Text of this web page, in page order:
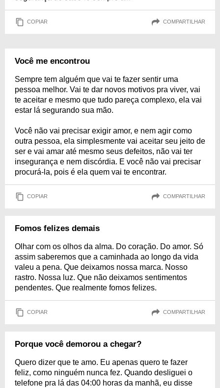
COPIAR COMPARTILHAR
Você me encontrou
Sempre tem alguém que vai te fazer sentir uma
pessoa melhor. Vai te dar novos motivos pra viver, vai
te aceitar e mesmo que tudo pareça complexo, ela vai
estar lá segurando sua mão.
Você não vai precisar exigir amor, e nem agir como
outra pessoa, ela simplesmente vai aceitar seu jeito de
ser e vai amar até mesmo seus defeitos, não vai ter
insegurança e nem discórdia. E você não vai precisar
procurá-la, pois é ela quem vai te encontrar.
COPIAR COMPARTILHAR
Fomos felizes demais
Olhar com os olhos da alma. Do coração. Do amor. Só
assim saberemos que a caminhada ao longo da vida
valeu a pena. Que deixamos nossa marca. Nosso
rastro. Nossa luz. Que não deixamos sentimentos
pendentes. Que realmente fomos felizes.
COPIAR COMPARTILHAR
Porque você demorou a chegar?
Quero dizer que te amo. Eu apenas quero te fazer
feliz, como ninguém nunca fez. Quando desliguei o
telefone pra lá das 04:00 horas da manhã, eu disse